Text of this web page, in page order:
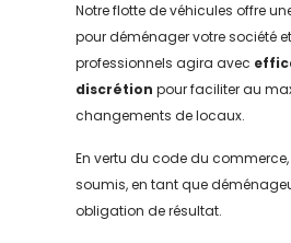
Notre flotte de véhicules offre
pour déménager votre société
professionnels agira avec
discrétion pour faciliter au
changements de locaux.
En vertu du code du
soumis, en tant que
obligation de résultat.